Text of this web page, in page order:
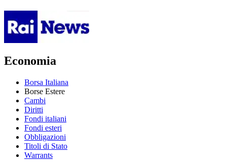
Economia
Borsa Italiana
Borse Estere
Cambi
Diritti
Fondi italiani
Fondi esteri
Obbligazioni
Titoli di Stato
Warrants